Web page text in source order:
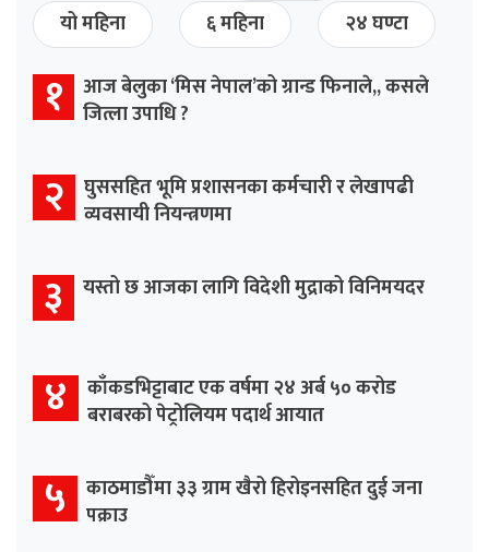
यो महिना
६ महिना २४ घण्टा
१ आज बेलुका ‘मिस नेपाल’को ग्रान्ड फिनाले,, कसले
जित्ला उपाधि ?
२ घुससहित भूमि प्रशासनका कर्मचारी र लेखापढी
व्यवसायी नियन्त्रणमा
३ यस्तो छ आजका लागि विदेशी मुद्राको विनिमयदर
४ काँकडभिट्टाबाट एक वर्षमा २४ अर्ब ५० करोड
बराबरको पेट्रोलियम पदार्थ आयात
५ काठमाडौँमा ३३ ग्राम खैरो हिरोइनसहित दुई जना
पक्राउ